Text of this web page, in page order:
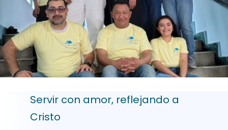
Servir con amor, reflejando a
Cristo